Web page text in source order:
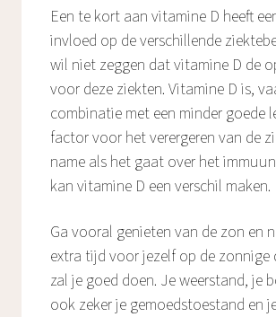
Een te kort aan vitamine D heeft
invloed op de verschillende
wil niet zeggen dat vitamine D de
voor deze ziekten. Vitamine D is,
combinatie met een minder goede
factor voor het verergeren van de
name als het gaat over het
kan vitamine D een verschil maken.
Ga vooral genieten van de zon en
extra tijd voor jezelf op de zonnige
zal je goed doen. Je weerstand, je
ook zeker je gemoedstoestand en